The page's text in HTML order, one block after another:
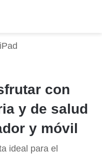
con
y de salud
y móvil
ideal para el